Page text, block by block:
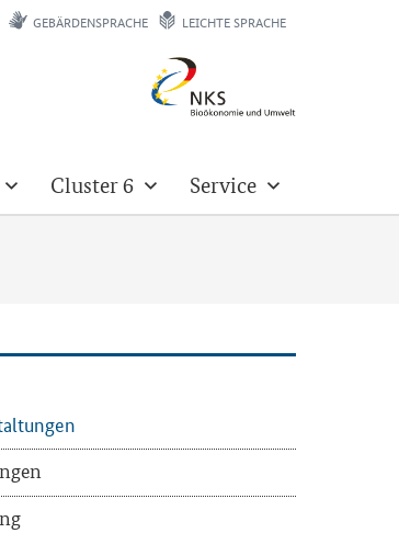
GEBÄRDENSPRACHE LEICHTE SPRACHE
Cluster 6 Service